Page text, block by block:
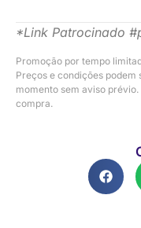
*Link Patrocinado
Promoção por tempo
Preços e condições podem
momento sem aviso
compra.